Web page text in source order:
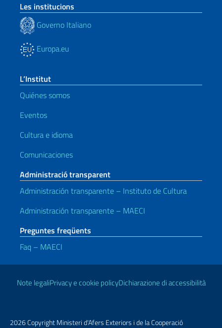
Les institucions
Governo Italiano
Europa.eu
L’Institut
Quiénes somos
Eventos
Cultura e idioma
Comunicaciones
Administració transparent
Administración transparente – Instituto de Cultura
Administración transparente – MAECI
Preguntes freqüents
Faq – MAECI
Enllaços útils
Note legaliPrivacy e cookie policyDichiarazione di accessibilità
2026 Copyright Ministeri d'Afers Exteriors i de la Cooperació